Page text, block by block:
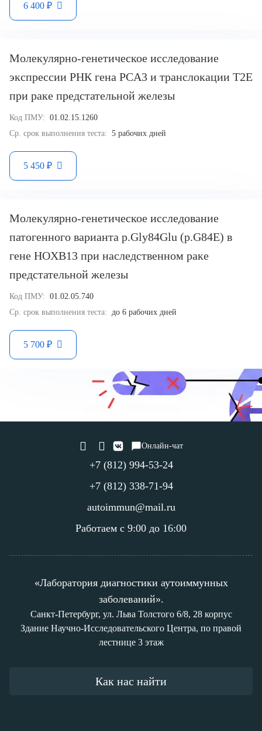
6 400 ₽
Молекулярно-генетическое исследование
экспрессии РНК гена PCA3 и транслокации T2E
при раке предстательной железы
Код ПМУ: 01.02.15.1260
Ср. срок выполнения теста: 5 рабочих дней
5 450 ₽
Молекулярно-генетическое исследование
патогенного варианта p.Gly84Glu (p.G84E) в
гене HOXB13 при наследственном раке
предстательной железы
Код ПМУ: 01.02.05.740
Ср. срок выполнения теста: до 6 рабочих дней
5 700 ₽
Онлайн-чат
+7 (812) 994-53-24
+7 (812) 338-71-94
autoimmun@mail.ru
Работаем с 9:00 до 16:00
«Лаборатория диагностики аутоиммунных
заболеваний».
Санкт-Петербург, ул. Льва Толстого 6/8, 28 корпус
Здание Научно-Исследовательского Центра, по правой
лестнице 3 этаж
Как нас найти